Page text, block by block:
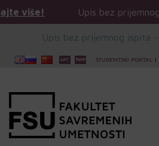
prijemnog ispita -Saznajte više!
Upis bez prijemnog ispita -
STUDENTSKI PORTAL |